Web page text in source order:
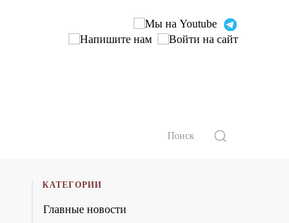
КАТЕГОРИИ
Главные новости